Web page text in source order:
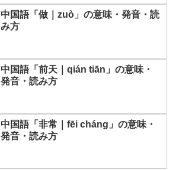
中国語「做｜zuò」の意味・発音・読
み方
中国語「前天｜qián tiān」の意味・
発音・読み方
中国語「非常｜fēi cháng」の意味・
発音・読み方